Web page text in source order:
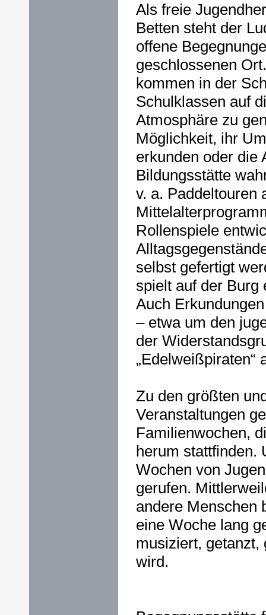
Als freie
Betten steht der
offene
geschlossenen
kommen in der
Schulklassen auf
Atmosphäre zu
Möglichkeit, ihr
erkunden oder die
Bildungsstätte
v. a. Paddeltouren
Rollenspiele
selbst gefertigt
spielt auf der Burg
Auch
– etwa um den
der
„Edelweißpiraten“
Zu den größten
Veranstaltungen
Familienwochen,
herum stattfinden.
Wochen von
gerufen.
andere Menschen
eine Woche lang
musiziert, getanzt,
wird.